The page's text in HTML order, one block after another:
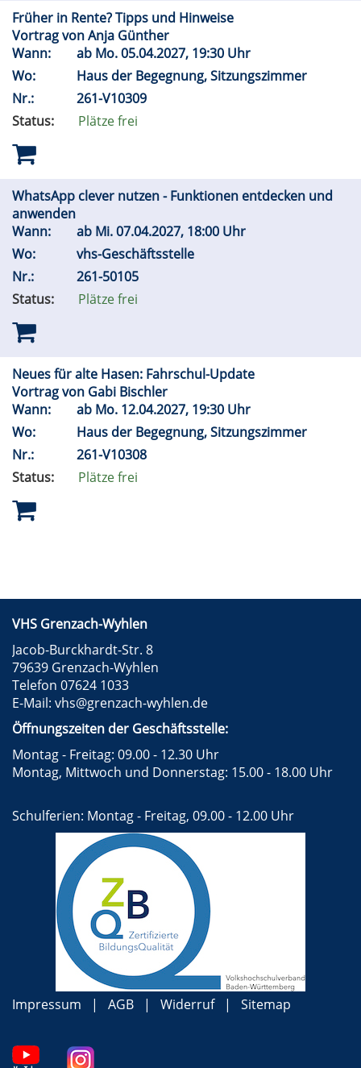
Früher in Rente? Tipps und Hinweise
Vortrag von Anja Günther
Wann:
ab Mo.05.04.2027, 19:30 Uhr
Wo:
Haus der Begegnung, Sitzungszimmer
Nr.:
261-V10309
Status:
Plätze frei
WhatsApp clever nutzen - Funktionen entdecken und
anwenden
Wann:
ab Mi.07.04.2027, 18:00 Uhr
Wo:
vhs-Geschäftsstelle
Nr.:
261-50105
Status:
Plätze frei
Neues für alte Hasen: Fahrschul-Update
Vortrag von Gabi Bischler
Wann:
ab Mo. 12.04.2027, 19:30 Uhr
Wo:
Haus der Begegnung, Sitzungszimmer
Nr.:
261-V10308
Status:
Plätze frei
VHS Grenzach-Wyhlen
Jacob-Burckhardt-Str. 8
79639 Grenzach-Wyhlen
Telefon 07624 1033
E-Mail: vhs@grenzach-wyhlen.de
Öffnungszeiten der Geschäftsstelle:
Montag - Freitag: 09.00 - 12.30 Uhr
Montag, Mittwoch und Donnerstag: 15.00 - 18.00 Uhr
Schulferien: Montag - Freitag, 09.00 - 12.00 Uhr
Impressum AGB Widerruf Sitemap